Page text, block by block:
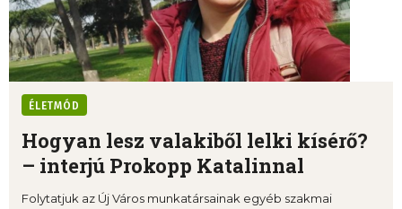
ÉLETMÓD
Hogyan lesz valakiből lelki kísérő?
– interjú Prokopp Katalinnal
Folytatjuk az Új Város munkatársainak egyéb szakmai